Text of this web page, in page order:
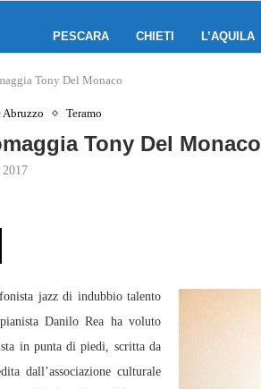
PESCARA CHIETI L’AQUILA
Tony Del Monaco
Abruzzo Teramo
Tony Del Monaco
2017
jazz di indubbio talento
Danilo Rea ha voluto
in punta di piedi, scritta da
dall’associazione culturale